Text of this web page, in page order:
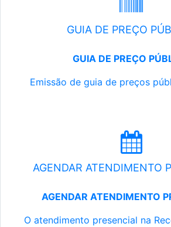
GUIA DE PREÇO
GUIA DE PREÇO
Emissão de guia de preços
AGENDAR ATENDIMENTO
AGENDAR ATENDIMENTO
O atendimento presencial na